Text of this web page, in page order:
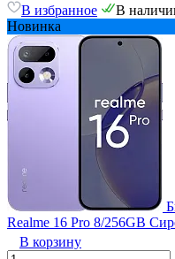
В избранное
В
Новинка
Realme 16 Pro 8/256GB
В корзину